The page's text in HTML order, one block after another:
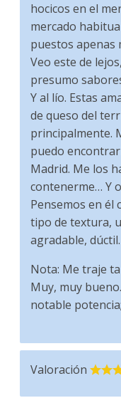
hocicos en el
mercado
puestos apenas
Veo este de
presumo
Y al lío. Estas
de queso del
principalmente.
puedo
Madrid. Me los
contenerme… Y
Pensemos en él
tipo de textura,
agradable,
Nota: Me traje
Muy, muy
notable
Valoración